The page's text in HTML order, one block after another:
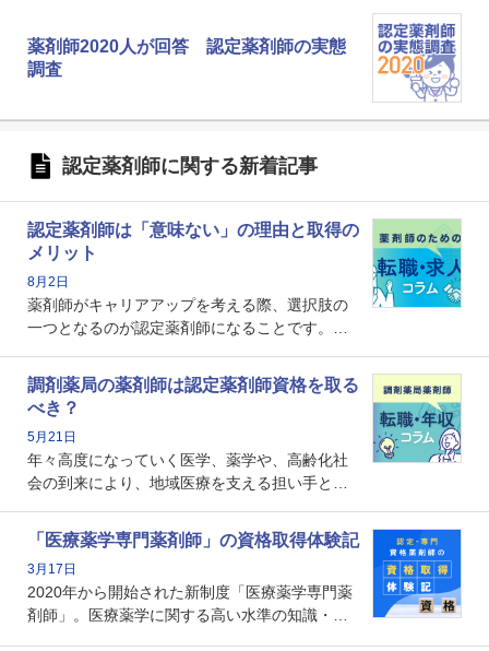
薬剤師2020人が回答 認定薬剤師の実態
調査
認定薬剤師に関する新着記事
認定薬剤師は「意味ない」の理由と取得の
メリット
8月2日
薬剤師がキャリアアップを考える際、選択肢の
一つとなるのが認定薬剤師になることです。し
という声を聞いたことがあるかもしれません。
本記事では、認定薬剤師が「意味ない」といわ
れる理由や、取得するメリット、年収・キャリ
アへの影響を解説します。
調剤薬局の薬剤師は認定薬剤師資格を取る
べき？
5月21日
年々高度になっていく医学、薬学や、高齢化社
会の到来により、地域医療を支える担い手とし
で、重要度が増しているのが認定薬剤師という
資格です。認定薬剤師とはいったいどんな資格
なのでしょうか。それを取得するとどのような
メリットがあるのでしょうか。
「医療薬学専門薬剤師」の資格取得体験記
3月17日
2020年から開始された新制度「医療薬学専門薬
剤師」。医療薬学に関する高い水準の知識・技